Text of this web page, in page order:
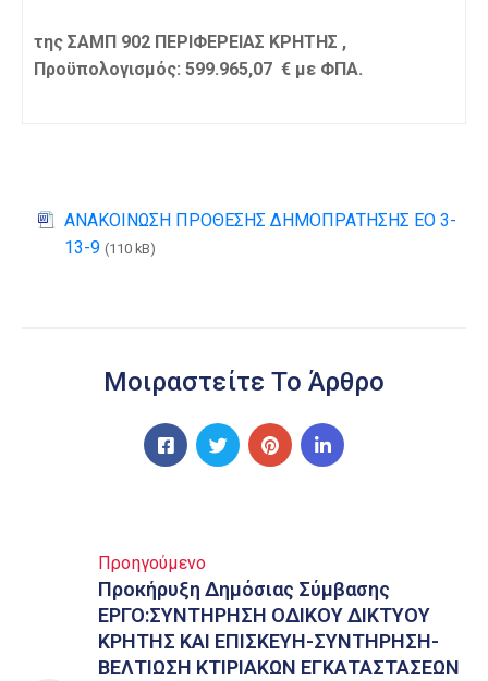
της ΣΑΜΠ 902 ΠΕΡΙΦΕΡΕΙΑΣ ΚΡΗΤΗΣ ,
Προϋπολογισμός: 599.965,07 € με ΦΠΑ.
ΑΝΑΚΟΙΝΩΣΗ ΠΡΟΘΕΣΗΣ ΔΗΜΟΠΡΑΤΗΣΗΣ EO 3-
13-9 (110 kB)
Μοιραστείτε Το Άρθρο
Προηγούμενο
Προκήρυξη Δημόσιας Σύμβασης
ΕΡΓΟ:ΣΥΝΤΗΡΗΣΗ ΟΔΙΚΟΥ ΔΙΚΤΥΟΥ
ΚΡΗΤΗΣ ΚΑΙ ΕΠΙΣΚΕΥΗ-ΣΥΝΤΗΡΗΣΗ-
ΒΕΛΤΙΩΣΗ ΚΤΙΡΙΑΚΩΝ ΕΓΚΑΤΑΣΤΑΣΕΩΝ